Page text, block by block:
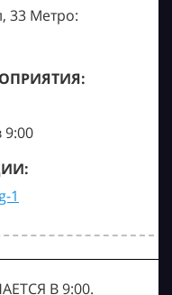
33 Метро:
9:00
1
В 9:00.